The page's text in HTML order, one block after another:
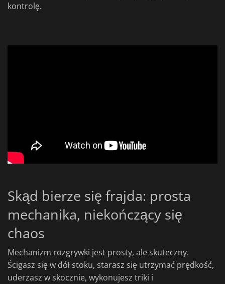
kontrolę.
Skąd bierze się frajda: prosta
mechanika, niekończący się
chaos
Mechanizm rozgrywki jest prosty, ale skuteczny.
Ścigasz się w dół stoku, starasz się utrzymać prędkość,
uderzasz w skocznie, wykonujesz triki i